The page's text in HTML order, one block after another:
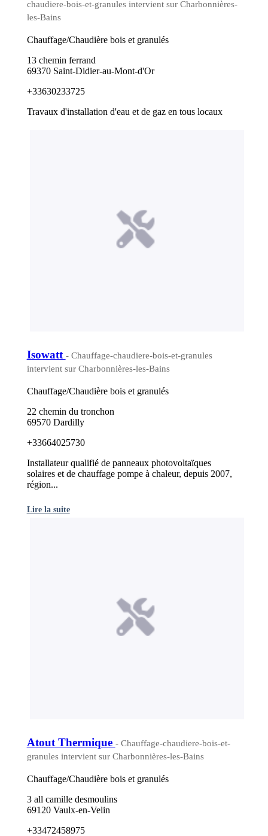
chaudiere-bois-et-granules intervient sur Charbonnières-
les-Bains
Chauffage/Chaudière bois et granulés
13 chemin ferrand
69370 Saint-Didier-au-Mont-d'Or
+33630233725
Travaux d'installation d'eau et de gaz en tous locaux
Isowatt - Chauffage-chaudiere-bois-et-granules
intervient sur Charbonnières-les-Bains
Chauffage/Chaudière bois et granulés
22 chemin du tronchon
69570 Dardilly
+33664025730
Installateur qualifié de panneaux photovoltaïques
solaires et de chauffage pompe à chaleur, depuis 2007,
région...
Lire la suite
Atout Thermique - Chauffage-chaudiere-bois-et-
granules intervient sur Charbonnières-les-Bains
Chauffage/Chaudière bois et granulés
3 all camille desmoulins
69120 Vaulx-en-Velin
+33472458975